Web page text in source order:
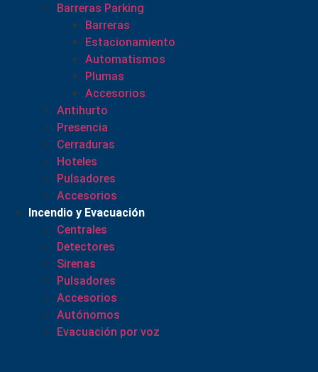
Barreras Parking
Barreras
Estacionamiento
Automatismos
Plumas
Accesorios
Antihurto
Presencia
Cerraduras
Hoteles
Pulsadores
Accesorios
Incendio y Evacuación
Centrales
Detectores
Sirenas
Pulsadores
Accesorios
Autónomos
Evacuación por voz